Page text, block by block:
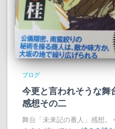
ブログ
今更と言われそうな舞
感想その二
舞台「未来記の番人」感想。